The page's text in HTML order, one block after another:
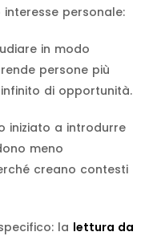
personale:
in modo
persone più
di opportunità.
iniziato a introdurre
meno
creano contesti
la lettura da